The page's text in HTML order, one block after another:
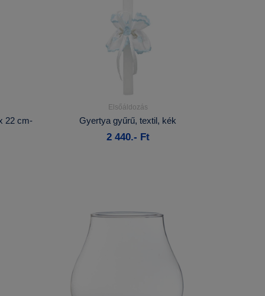
22 cm-
Kosárba
Elsőáldozás
Gyertya gyűrű, textil, kék
2 440.- Ft